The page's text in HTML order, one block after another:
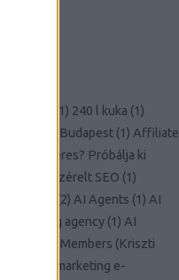
1) 240 l kuka (1)
Ablakcsere Budapest (1) Affiliate
keres? Próbálja ki
AI-vezérelt SEO (1)
(2) AI Agents (1) AI
Ai marketing agency (1) AI
Team & Members (Kriszti
AI marketing e-